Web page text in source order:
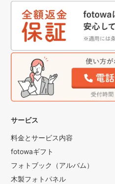
サービス
料金とサービス内容
fotowaギフト
フォトブック（アルバム）
木製フォトパネル